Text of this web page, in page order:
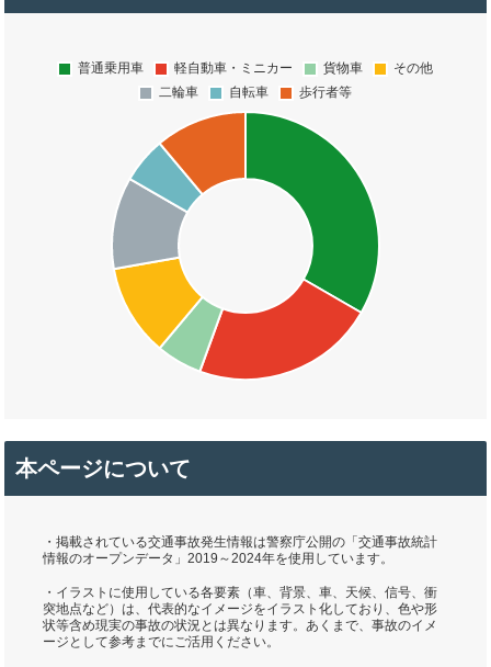
本ページについて
・掲載されている交通事故発生情報は警察庁公開の「交通事故統計
情報のオープンデータ」2019～2024年を使用しています。
・イラストに使用している各要素（車、背景、車、天候、信号、衝
突地点など）は、代表的なイメージをイラスト化しており、色や形
状等含め現実の事故の状況とは異なります。あくまで、事故のイメ
ージとして参考までにご活用ください。